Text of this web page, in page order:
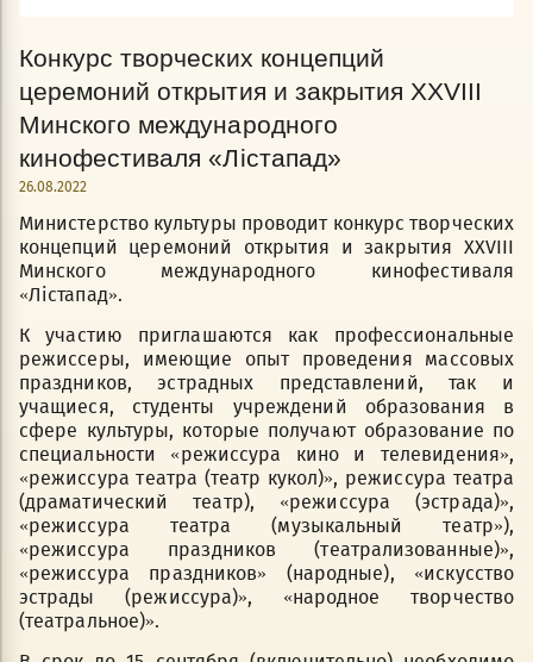
Конкурс творческих концепций
церемоний открытия и закрытия XXVIII
Минского международного
кинофестиваля «Лістапад»
26.08.2022
Министерство культуры проводит конкурс творческих
концепций церемоний открытия и закрытия XXVIII
Минского международного кинофестиваля
«Лістапад».
К участию приглашаются как профессиональные
режиссеры, имеющие опыт проведения массовых
праздников, эстрадных представлений, так и
учащиеся, студенты учреждений образования в
сфере культуры, которые получают образование по
специальности «режиссура кино и телевидения»,
«режиссура театра (театр кукол)», режиссура театра
(драматический театр), «режиссура (эстрада)»,
«режиссура театра (музыкальный театр»),
«режиссура праздников (театрализованные)»,
«режиссура праздников» (народные), «искусство
эстрады (режиссура)», «народное творчество
(театральное)».